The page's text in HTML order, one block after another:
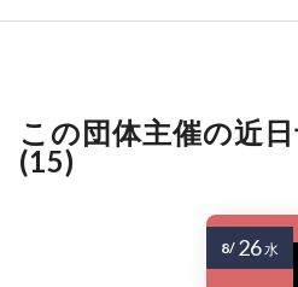
この団体主催の近
(15)
8/ 26水